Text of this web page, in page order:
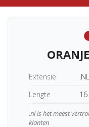
Extensie
.NL
Lengte
.nl is het meest
klanten